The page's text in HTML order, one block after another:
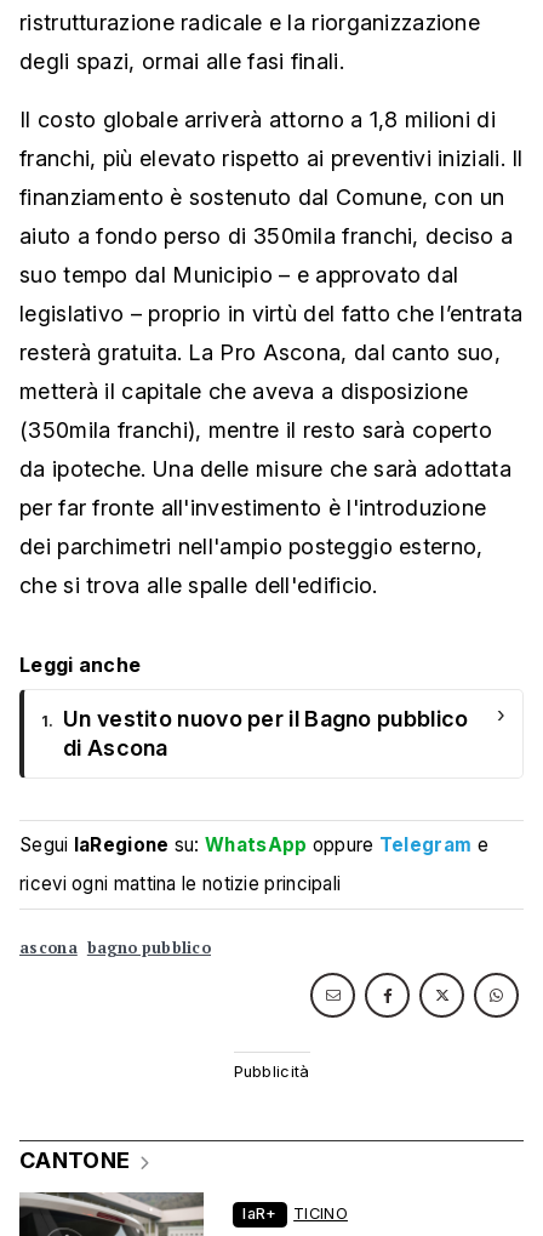
ristrutturazione radicale e la riorganizzazione
degli spazi, ormai alle fasi finali.
Il costo globale arriverà attorno a 1,8 milioni di
franchi, più elevato rispetto ai preventivi iniziali. Il
finanziamento è sostenuto dal Comune, con un
aiuto a fondo perso di 350mila franchi, deciso a
suo tempo dal Municipio – e approvato dal
legislativo – proprio in virtù del fatto che l’entrata
resterà gratuita. La Pro Ascona, dal canto suo,
metterà il capitale che aveva a disposizione
(350mila franchi), mentre il resto sarà coperto
da ipoteche. Una delle misure che sarà adottata
per far fronte all'investimento è l'introduzione
dei parchimetri nell'ampio posteggio esterno,
che si trova alle spalle dell'edificio.
Leggi anche
1.
Un vestito nuovo per il Bagno pubblico
di Ascona
›
Segui laRegione su:WhatsApp oppure Telegram e
ricevi ogni mattina le notizie principali
ascona bagno pubblico
CANTONE
laR+ TICINO